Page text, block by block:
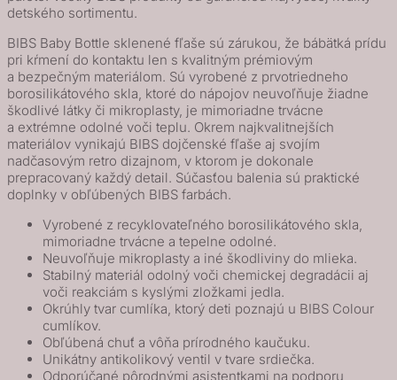
detského sortimentu.
BIBS Baby Bottle sklenené fľaše sú zárukou, že bábätká prídu
pri kŕmení do kontaktu len s kvalitným prémiovým
a bezpečným materiálom. Sú vyrobené z prvotriedneho
borosilikátového skla, ktoré do nápojov neuvoľňuje žiadne
škodlivé látky či mikroplasty, je mimoriadne trvácne
a extrémne odolné voči teplu. Okrem najkvalitnejších
materiálov vynikajú BIBS dojčenské fľaše aj svojím
nadčasovým retro dizajnom, v ktorom je dokonale
prepracovaný každý detail. Súčasťou balenia sú praktické
doplnky v obľúbených BIBS farbách.
Vyrobené z recyklovateľného borosilikátového skla,
mimoriadne trvácne a tepelne odolné.
Neuvoľňuje mikroplasty a iné škodliviny do mlieka.
Stabilný materiál odolný voči chemickej degradácii aj
voči reakciám s kyslými zložkami jedla.
Okrúhly tvar cumlíka, ktorý deti poznajú u BIBS Colour
cumlíkov.
Obľúbená chuť a vôňa prírodného kaučuku.
Unikátny antikolikový ventil v tvare srdiečka.
Odporúčané pôrodnými asistentkami na podporu